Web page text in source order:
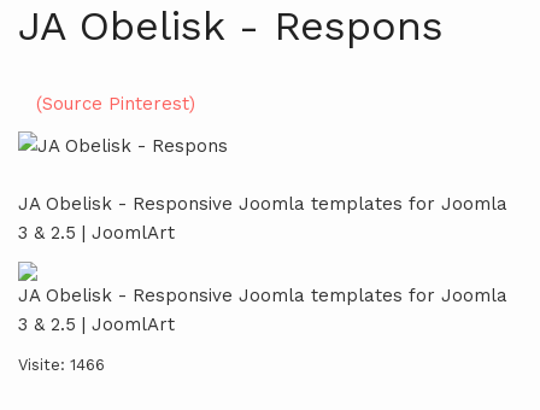
JA Obelisk - Respons
(Source Pinterest)
JA Obelisk - Responsive Joomla templates for Joomla
3 & 2.5 | JoomlArt
JA Obelisk - Responsive Joomla templates for Joomla
3 & 2.5 | JoomlArt
Visite: 1466